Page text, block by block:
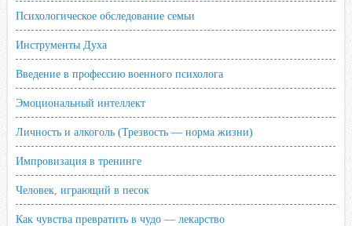
Психологическое обследование семьи
Инструменты Духа
Введение в профессию военного психолога
Эмоциональный интеллект
Личность и алкоголь (Трезвость — норма жизни)
Импровизация в тренинге
Человек, играющий в песок
Как чувства превратить в чудо — лекарство